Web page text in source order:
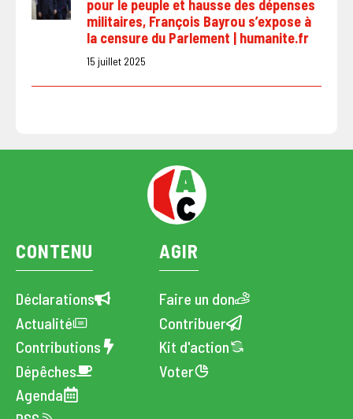
pour le peuple et hausse des dépenses
militaires, François Bayrou s’expose à
la censure du Parlement | humanite.fr
15 juillet 2025
CONTENU
Déclarations
Actualité
Contributions
Dépêches
Agenda
AGIR
Faire un don
Contribuer
Kit d'action
Voter